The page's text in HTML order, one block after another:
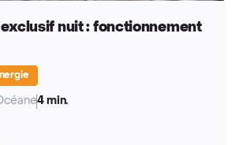
nuit : fonctionnement
4 min.